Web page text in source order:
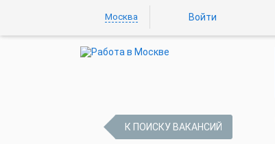
Москва Войти
К ПОИСКУ ВАКАНСИЙ